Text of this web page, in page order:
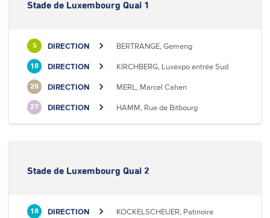
Stade de Luxembourg Quai 1
5 DIRECTION BERTRANGE, Gemeng
18 DIRECTION KIRCHBERG, Luxexpo entrée Sud
20 DIRECTION MERL, Marcel Cahen
27 DIRECTION HAMM, Rue de Bitbourg
Stade de Luxembourg Quai 2
18 DIRECTION KOCKELSCHEUER, Patinoire